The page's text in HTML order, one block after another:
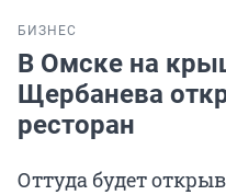
БИЗНЕС
В Омске на
Щербанева
ресторан
Оттуда будет